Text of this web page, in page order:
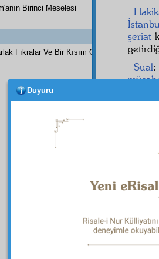
şeriat
Sual:
Dipnot-2
Birinci Meselesi
Fıkralar Ve Bir Kısım Güzel Mektuplar
Duyuru